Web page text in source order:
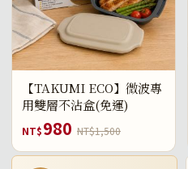
【TAKUMI ECO】微波專
用雙層不沾盒(免運)
NT$980 NT$1,500